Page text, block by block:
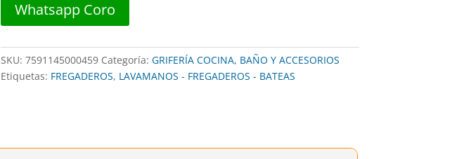
cantidad
Whatsapp Coro
SKU: 7591145000459 Categoría: GRIFERÍA COCINA, BAÑO Y ACCESORIOS
Etiquetas: FREGADEROS, LAVAMANOS - FREGADEROS - BATEAS